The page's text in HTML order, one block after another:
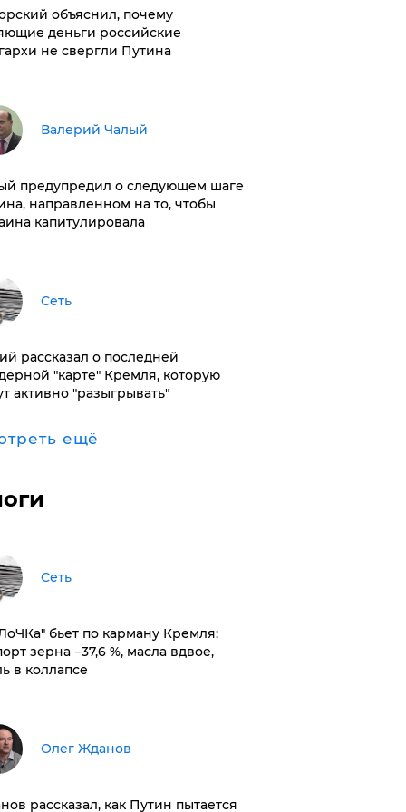
объяснил, почему
деньги российские
не свергли Путина
Валерий Чалый
предупредил о следующем шаге
направленном на то, чтобы
капитулировала
Сеть
рассказал о последней
"карте" Кремля, которую
активно "разыгрывать"
ещё
Сеть
бьет по карману Кремля:
зерна −37,6 %, масла вдвое,
в коллапсе
Олег Жданов
рассказал, как Путин пытается